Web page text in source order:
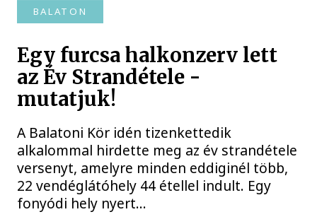
BALATON
Egy furcsa halkonzerv lett
az Év Strandétele -
mutatjuk!
A Balatoni Kör idén tizenkettedik
alkalommal hirdette meg az év strandétele
versenyt, amelyre minden eddiginél több,
22 vendéglátóhely 44 étellel indult. Egy
fonyódi hely nyert...